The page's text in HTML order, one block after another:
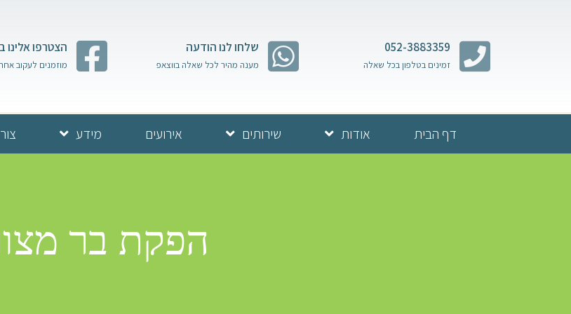
052-3883359
זמינים בטלפון בכל שאלה
שלחו לנו הודעה
מענה מהיר לכל שאלה בווצאפ
הצטרפו אלינו
מוזמנים לעקוב
דף הבית אודות שירותים אירועים מידע
הפקת בר